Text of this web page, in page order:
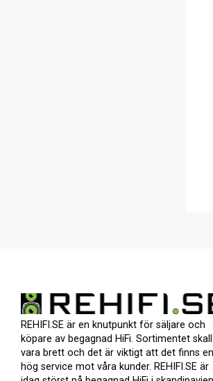
REHIFI.SE är en knutpunkt för säljare och
köpare av begagnad HiFi. Sortimentet skall
vara brett och det är viktigt att det finns en
hög service mot våra kunder. REHIFI.SE är